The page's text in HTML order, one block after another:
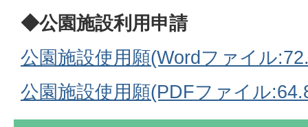
◆公園施設利用申請
公園施設使用願(Wordファイル
公園施設使用願(PDFファイル